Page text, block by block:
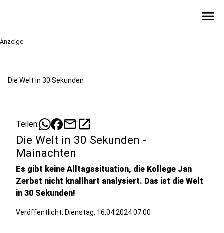
menu
Anzeige
Die Welt in 30 Sekunden
Teilen: mailopen_in_new
Die Welt in 30 Sekunden -
Mainachten
Es gibt keine Alltagssituation, die Kollege Jan
Zerbst nicht knallhart analysiert. Das ist die Welt
in 30 Sekunden!
Veröffentlicht: Dienstag, 16.04.2024 07:00